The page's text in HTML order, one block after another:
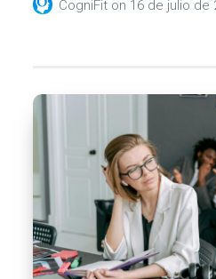
CogniFit on 16 de julio de